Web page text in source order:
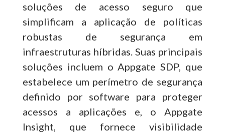
soluções de acesso seguro que
simplificam a aplicação de políticas
robustas de segurança em
infraestruturas híbridas. Suas principais
soluções incluem o Appgate SDP, que
estabelece um perímetro de segurança
definido por software para proteger
acessos a aplicações e, o Appgate
Insight, que fornece visibilidade